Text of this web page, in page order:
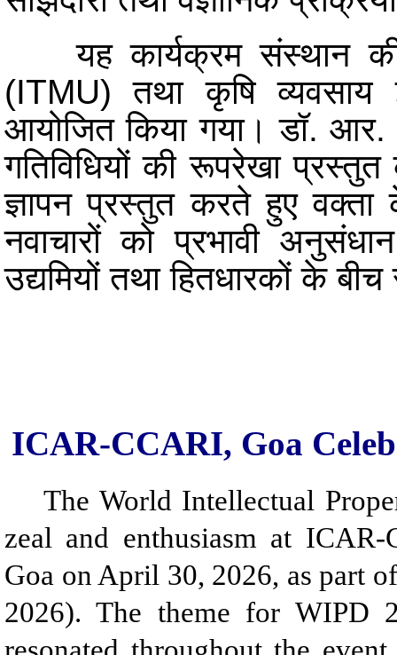
यह कार्यक्रम संस्थान की
(ITMU) तथा कृषि
आयोजित किया गया।डॉ. आर.
गतिविधियों की रूपरेखा
ज्ञापन प्रस्तुत करते हुए वक्ता
नवाचारों को प्रभावी
उद्यमियों तथा हितधारकों के
ICAR-CCARI, Goa
The World Intellectual
zeal and enthusiasm at ICAR-
Goa on April 30, 2026, as part
2026). The theme for WIPD